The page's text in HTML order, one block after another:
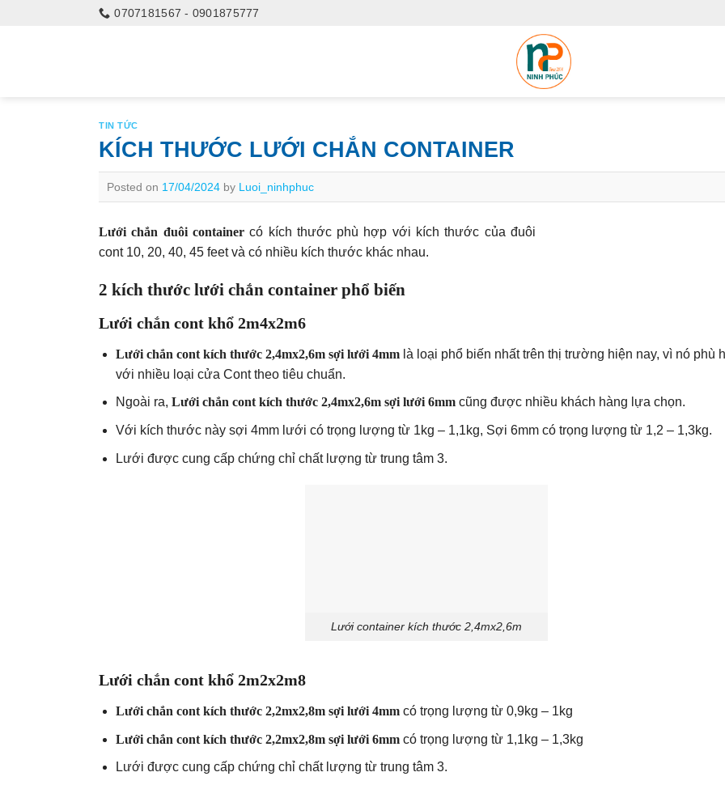
0707181567 - 0901875777
TIN TỨC
KÍCH THƯỚC LƯỚI CHẮN CONTAINER
Posted on 17/04/2024 by Luoi_ninhphuc
Lưới chắn đuôi containercó kích thước phù hợp với kích thước của đuôi
cont 10, 20, 40, 45 feet và có nhiều kích thước khác nhau.
2 kích thước lưới chắn container phổ biến
Lưới chắn cont khổ 2m4x2m6
Lưới chắn cont kích thước 2,4mx2,6m sợi lưới 4mmlà loại phổ biến nhất trên thị trường hiện nay, vì nó phù
với nhiều loại cửa Cont theo tiêu chuẩn.
Ngoài ra, Lưới chắn cont kích thước 2,4mx2,6m sợi lưới 6mm cũng được nhiều khách hàng lựa chọn.
Với kích thước này sợi 4mm lưới có trọng lượng từ 1kg – 1,1kg, Sợi 6mm có trọng lượng từ 1,2 – 1,3kg.
Lưới được cung cấp chứng chỉ chất lượng từ trung tâm 3.
Lưới container kích thước 2,4mx2,6m
Lưới chắn cont khổ 2m2x2m8
Lưới chắn cont kích thước 2,2mx2,8m sợi lưới 4mm có trọng lượng từ 0,9kg – 1kg
Lưới chắn cont kích thước 2,2mx2,8m sợi lưới 6mm có trọng lượng từ 1,1kg – 1,3kg
Lưới được cung cấp chứng chỉ chất lượng từ trung tâm 3.